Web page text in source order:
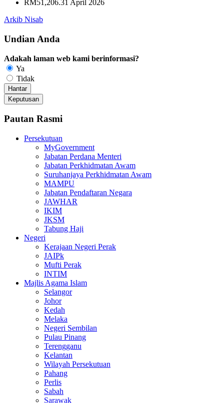
RM51,206.31 April 2026
Arkib Nisab
Undian Anda
Adakah laman web kami berinformasi?
Ya
Tidak
Pautan Rasmi
Persekutuan
MyGovernment
Jabatan Perdana Menteri
Jabatan Perkhidmatan Awam
Suruhanjaya Perkhidmatan Awam
MAMPU
Jabatan Pendaftaran Negara
JAWHAR
IKIM
JKSM
Tabung Haji
Negeri
Kerajaan Negeri Perak
JAIPk
Mufti Perak
INTIM
Majlis Agama Islam
Selangor
Johor
Kedah
Melaka
Negeri Sembilan
Pulau Pinang
Terengganu
Kelantan
Wilayah Persekutuan
Pahang
Perlis
Sabah
Sarawak